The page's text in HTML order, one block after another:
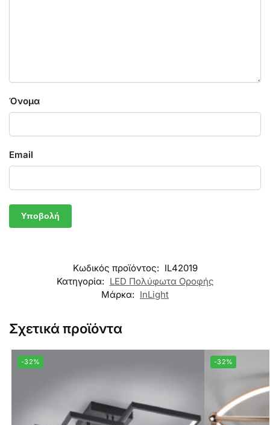
Όνομα
Email
Κωδικός προϊόντος: IL42019
Κατηγορία: LED Πολύφωτα Οροφής
Μάρκα: InLight
Σχετικά προϊόντα
-32% -32%